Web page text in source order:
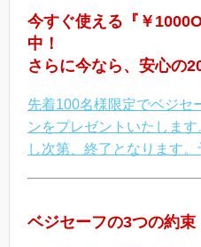
今すぐ使える『￥
中！
さらに今なら、安心の
先着100名様限定でベジセ
ンをプレゼントいたしま
し次第、終了となります。
ベジセーフの3つの約束